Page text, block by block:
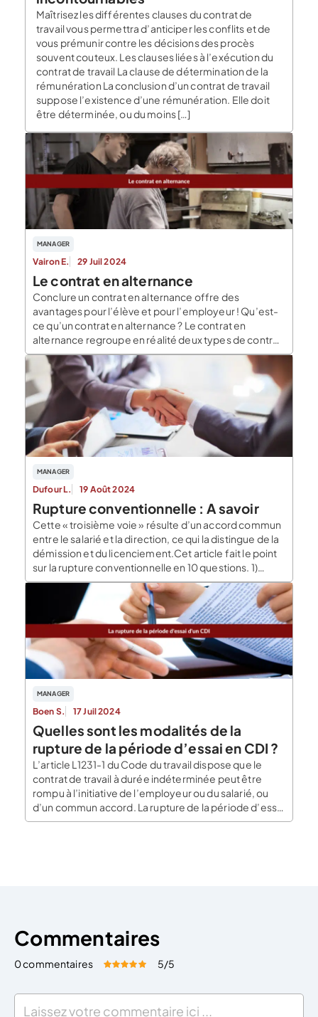
Maîtrisez les différentes clauses du contrat de
travail vous permettra d’anticiper les conflits et de
vous prémunir contre les décisions des procès
souvent couteux. Les clauses liées à l’exécution du
contrat de travail La clause de détermination de la
rémunération La conclusion d’un contrat de travail
suppose l’existence d’une rémunération. Elle doit
être déterminée, ou du moins […]
MANAGER
Vairon E. 29 Juil 2024
Le contrat en alternance
Conclure un contrat en alternance offre des
avantages pour l’élève et pour l’employeur ! Qu’est-
ce qu’un contrat en alternance ? Le contrat en
alternance regroupe en réalité deux types de contrat
: Le contrat d’apprentissage ; Le contrat de
professionnalisation. Ces contrats offrent la
possibilité aux élèves de suivre une formation en
alternance. Autrement dit, ils […]
MANAGER
Dufour L. 19 Août 2024
Rupture conventionnelle : A savoir
Cette « troisième voie » résulte d’un accord commun
entre le salarié et la direction, ce qui la distingue de la
démission et du licenciement.Cet article fait le point
sur la rupture conventionnelle en 10 questions. 1)
Différences entre rupture conventionnelle,
démission et licenciement Ce départ négocié
permet au salarié de quitter l’entreprise avec ses
indemnités de […]
MANAGER
Boen S. 17 Juil 2024
Quelles sont les modalités de la
rupture de la période d’essai en CDI ?
L’article L1231-1 du Code du travail dispose que le
contrat de travail à durée indéterminée peut être
rompu à l’initiative de l’employeur ou du salarié, ou
d’un commun accord. La rupture de la période d’essai
d’un CDI permet de rompre le contrat librement, et
Commentaires
0 commentaires Évaluez cet article:
5/5